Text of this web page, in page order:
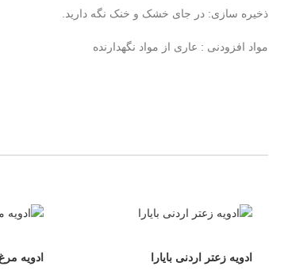
ذخیره سازی: در جای خشک و خنک نگه دارید.
مواد افزودنی : عاری از مواد نگهدارنده
ادویه زعتر اردنی بایارا ادویه مرغ